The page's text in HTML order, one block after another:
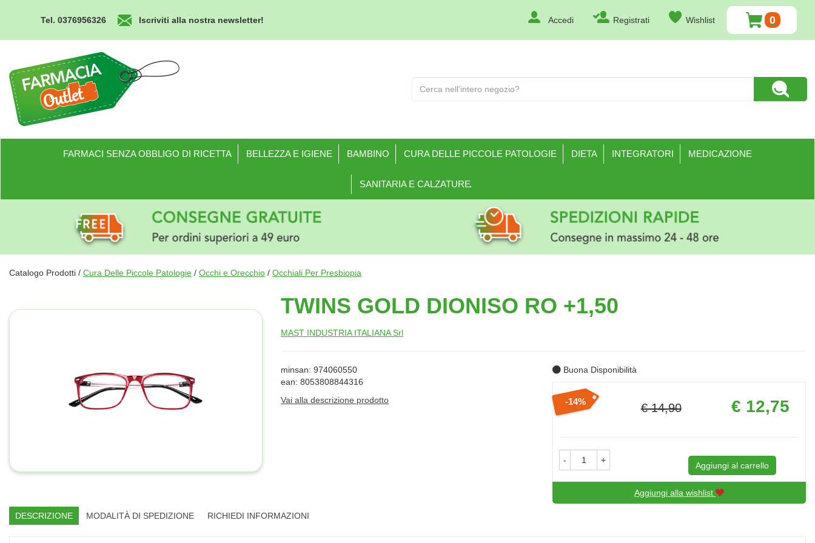
principale
Tel. 0376956326 Iscriviti alla nostra newsletter! Accedi Registrati Wishlist 0
ARTICOLI
INSERITI
Outlet
Prodotto
Cerca
FARMACI SENZA OBBLIGO DI RICETTA BELLEZZA E IGIENE BAMBINO CURA DELLE PICCOLE PATOLOGIE DIETA INTEGRATORI MEDICAZIONE
SANITARIA E CALZATURE
Catalogo Prodotti / Cura Delle Piccole Patologie / Occhi e Orecchio / Occhiali Per Presbiopia
TWINS GOLD DIONISO RO +1,50
MAST INDUSTRIA ITALIANA Srl
minsan: 974060550
ean: 8053808844316
Vai alla descrizione prodotto
Buona Disponibilità
Sconto
14%
€ 14,90
Prezzo
scontato
€ 12,75
- +
Aggiungi al carrello
Aggiungi alla wishlist
DESCRIZIONE MODALITÀ DI SPEDIZIONE RICHIEDI INFORMAZIONI